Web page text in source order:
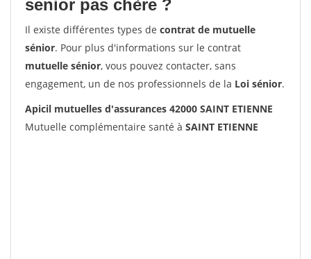
senior pas chère ?
Il existe différentes types de contrat de mutuelle
sénior. Pour plus d'informations sur le contrat
mutuelle sénior, vous pouvez contacter, sans
engagement, un de nos professionnels de la Loi sénior.
Apicil mutuelles d'assurances 42000 SAINT ETIENNE
Mutuelle complémentaire santé à SAINT ETIENNE